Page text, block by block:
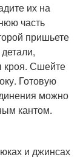
их на
часть
пришьете
кроя. Сшейте
Готовую
можно
кантом.
и джинсах